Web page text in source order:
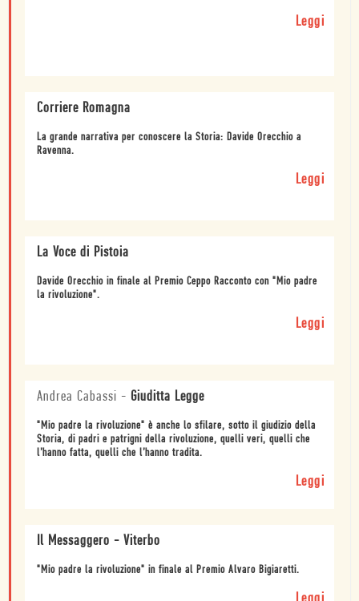
Leggi
Corriere Romagna
La grande narrativa per conoscere la Storia: Davide Orecchio a
Ravenna.
Leggi
La Voce di Pistoia
Davide Orecchio in finale al Premio Ceppo Racconto con "Mio padre
la rivoluzione".
Leggi
Andrea Cabassi - Giuditta Legge
"Mio padre la rivoluzione" è anche lo sfilare, sotto il giudizio della
Storia, di padri e patrigni della rivoluzione, quelli veri, quelli che
l’hanno fatta, quelli che l’hanno tradita.
Leggi
Il Messaggero - Viterbo
"Mio padre la rivoluzione" in finale al Premio Alvaro Bigiaretti.